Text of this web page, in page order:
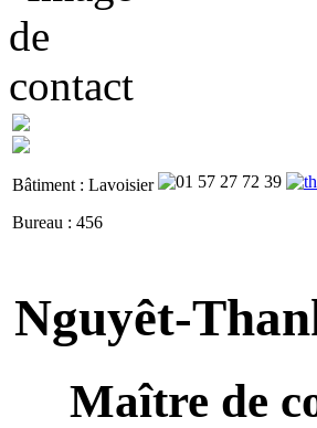
Bâtiment : Lavoisier
Bureau : 456
Nguyêt-
Maître de